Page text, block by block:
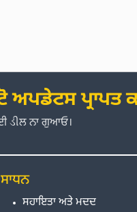
ਅਪਡੇਟਸ ਪ੍ਰਾਪਤ
ડીਲ ਨਾ ਗੁਆਓ।
ਸਾਧਨ
ਸਹਾਇਤਾ ਅਤੇ ਮਦਦ